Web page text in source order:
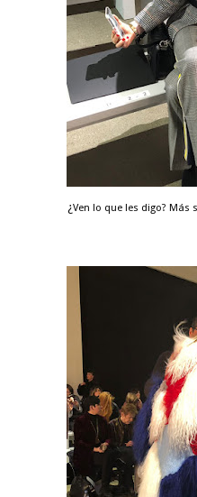
¿Ven lo que les digo? Más